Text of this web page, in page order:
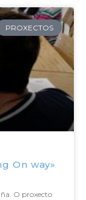
PROXECTOS
On way»
O proxecto